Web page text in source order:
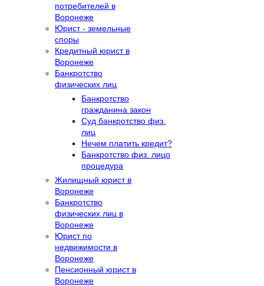
потребителей в
Воронеже
Юрист - земельные
споры
Кредитный юрист в
Воронеже
Банкротство
физических лиц
Банкротство
гражданина закон
Суд банкротство физ.
лиц
Нечем платить кредит?
Банкротство физ. лицо
процедура
Жилищный юрист в
Воронеже
Банкротство
физических лиц в
Воронеже
Юрист по
недвижимости в
Воронеже
Пенсионный юрист в
Воронеже